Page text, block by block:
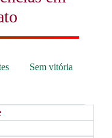
Sem vitória